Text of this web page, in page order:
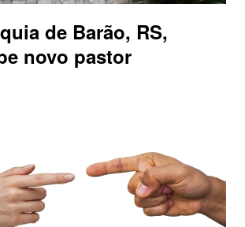
de Barão, RS,
novo pastor